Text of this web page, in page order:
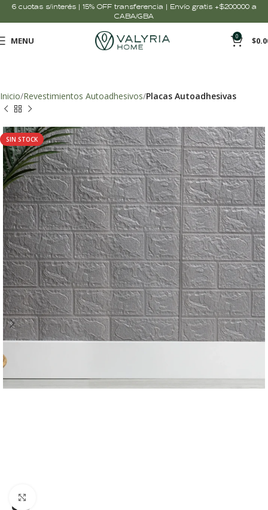
6 cuotas s/interés | 15% OFF transferencia | Envío gratis +$200000 a
CABA/GBA
MENU 0 $
Inicio Revestimientos Autoadhesivos Placas Autoadhesivas
SIN STOCK